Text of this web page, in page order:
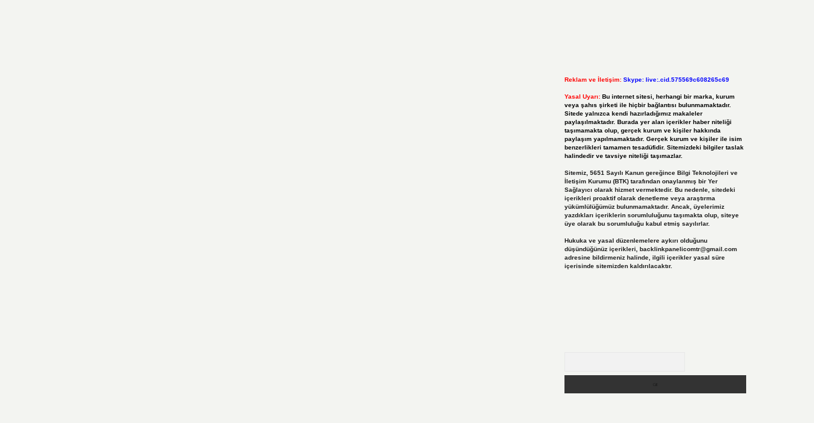
Reklam ve İletişim: Skype: live:.cid.575569c608265c69
Yasal Uyarı: Bu internet sitesi, herhangi bir marka, kurum
veya şahıs şirketi ile hiçbir bağlantısı bulunmamaktadır.
Sitede yalnızca kendi hazırladığımız makaleler
paylaşılmaktadır. Burada yer alan içerikler haber niteliği
taşımamakta olup, gerçek kurum ve kişiler hakkında
paylaşım yapılmamaktadır. Gerçek kurum ve kişiler ile isim
benzerlikleri tamamen tesadüfidir. Sitemizdeki bilgiler taslak
halindedir ve tavsiye niteliği taşımazlar.
Sitemiz, 5651 Sayılı Kanun gereğince Bilgi Teknolojileri ve
İletişim Kurumu (BTK) tarafından onaylanmış bir Yer
Sağlayıcı olarak hizmet vermektedir. Bu nedenle, sitedeki
içerikleri proaktif olarak denetleme veya araştırma
yükümlülüğümüz bulunmamaktadır. Ancak, üyelerimiz
yazdıkları içeriklerin sorumluluğunu taşımakta olup, siteye
üye olarak bu sorumluluğu kabul etmiş sayılırlar.
Hukuka ve yasal düzenlemelere aykırı olduğunu
düşündüğünüz içerikleri, backlinkpanelicomtr@gmail.com
adresine bildirmeniz halinde, ilgili içerikler yasal süre
içerisinde sitemizden kaldırılacaktır.